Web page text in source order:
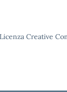
Creative